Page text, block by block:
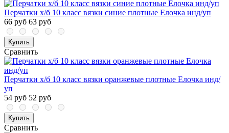
Перчатки х/б 10 класс вязки синие плотные Елочка инд/уп
66 руб 63 руб
Купить
Сравнить
Перчатки х/б 10 класс вязки оранжевые плотные Елочка инд/
уп
54 руб 52 руб
Купить
Сравнить